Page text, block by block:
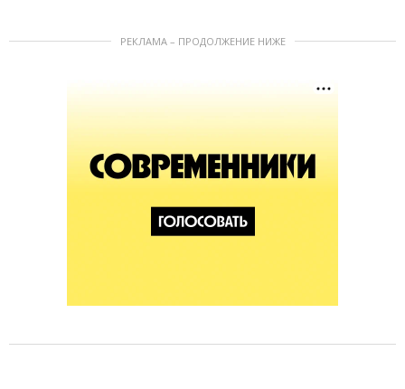
РЕКЛАМА – ПРОДОЛЖЕНИЕ НИЖЕ